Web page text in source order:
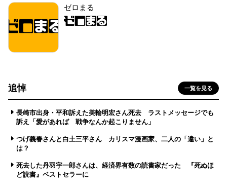
ゼロまる
追悼 一覧を見る
長崎市出身・平和訴えた美輪明宏さん死去 ラストメッセージでも
訴え「愛があれば 戦争なんか起こりません」
つげ義春さんと白土三平さん カリスマ漫画家、二人の「違い」と
は？
死去した丹羽宇一郎さんは、経済界有数の読書家だった 『死ぬほ
ど読書』ベストセラーに